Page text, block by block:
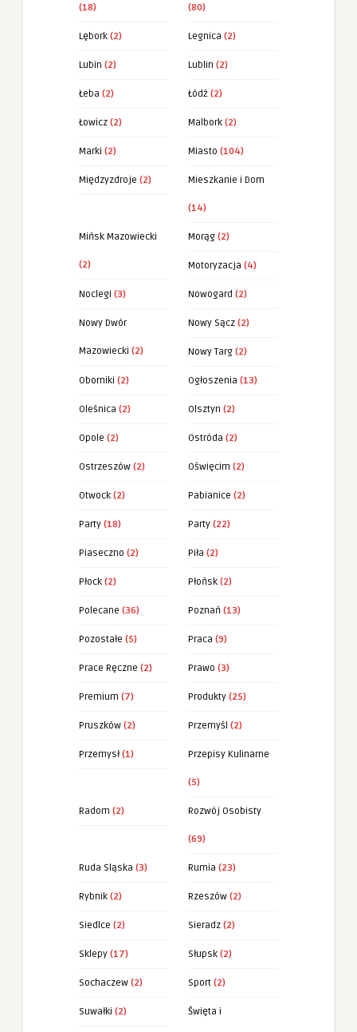
(18) (80)
Lębork (2) Legnica (2)
Lubin (2) Lublin (2)
Łeba (2) Łódź (2)
Łowicz (2) Malbork (2)
Marki (2) Miasto (104)
Międzyzdroje (2) Mieszkanie i Dom
(14)
Mińsk Mazowiecki
(2)
Morąg (2)
Motoryzacja (4)
Noclegi (3) Nowogard (2)
Nowy Dwór
Mazowiecki (2)
Nowy Sącz (2)
Nowy Targ (2)
Oborniki (2) Ogłoszenia (13)
Oleśnica (2) Olsztyn (2)
Opole (2) Ostróda (2)
Ostrzeszów (2) Oświęcim (2)
Otwock (2) Pabianice (2)
Party (18) Party (22)
Piaseczno (2) Piła (2)
Płock (2) Płońsk (2)
Polecane (36) Poznań (13)
Pozostałe (5) Praca (9)
Prace Ręczne (2) Prawo (3)
Premium (7) Produkty (25)
Pruszków (2) Przemyśl (2)
Przemysł (1) Przepisy Kulinarne
(5)
Radom (2) Rozwój Osobisty
(69)
Ruda Sląska (3) Rumia (23)
Rybnik (2) Rzeszów (2)
Siedlce (2) Sieradz (2)
Sklepy (17) Słupsk (2)
Sochaczew (2) Sport (2)
Suwałki (2) Święta i